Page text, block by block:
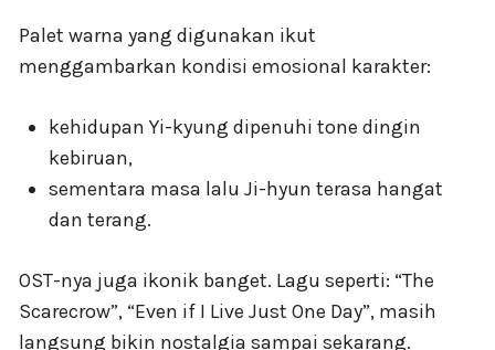
Palet warna yang digunakan ikut
menggambarkan kondisi emosional karakter:
kehidupan Yi-kyung dipenuhi tone dingin
kebiruan,
sementara masa lalu Ji-hyun terasa hangat
dan terang.
OST-nya juga ikonik banget. Lagu seperti: “The
Scarecrow”, “Even if I Live Just One Day”, masih
langsung bikin nostalgia sampai sekarang.